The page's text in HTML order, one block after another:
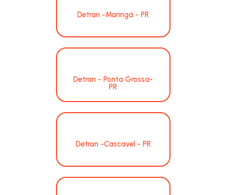
Detran -Maringá - PR
Detran - Ponta Grossa-
PR
Detran -Cascavel - PR